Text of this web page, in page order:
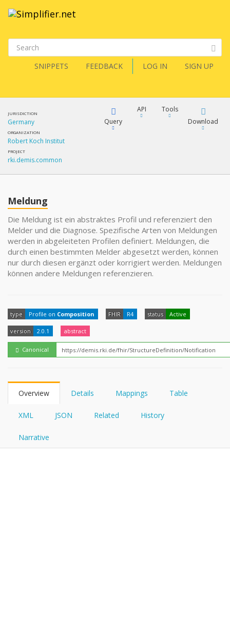
SNIPPETS FEEDBACK LOG IN SIGN UP
JURISDICTION
Germany
ORGANIZATION
Robert Koch Institut
PROJECT
rki.demis.common
Query
FQL
YamlGen
FHIRPath
API
Tools
Download
JSON
Meldung
Die Meldung ist ein abstraktes Profil und referenziert den
Melder und die Diagnose. Spezifische Arten von Meldungen
werden in abgeleiteten Profilen definiert. Meldungen, die
durch einen bestimmten Melder abgesetzt werden, können
nur durch diesen ergänzt oder korrigiert werden. Meldungen
können andere Meldungen referenzieren.
type Profile on Composition FHIR R4 status Active
version 2.0.1 abstract
Canonical
Overview Details Mappings Table
XML JSON Related History
Narrative